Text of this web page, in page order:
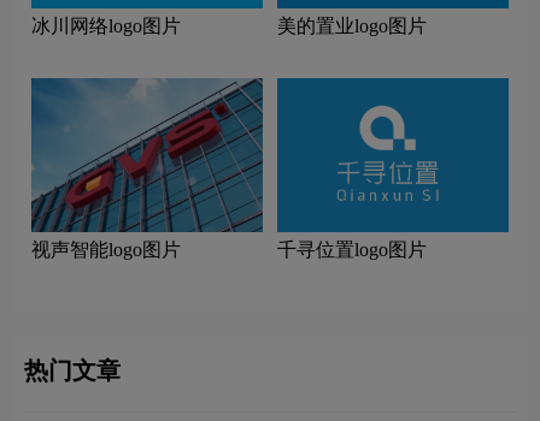
冰川网络logo图片 美的置业logo图片
视声智能logo图片 千寻位置logo图片
热门文章